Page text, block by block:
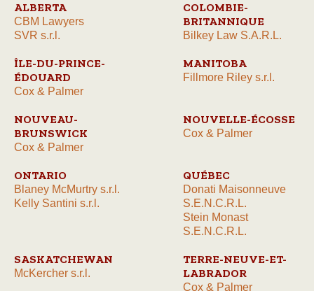
ALBERTA
CBM Lawyers
SVR s.r.l.
COLOMBIE-
BRITANNIQUE
Bilkey Law S.A.R.L.
ÎLE-DU-PRINCE-
ÉDOUARD
Cox & Palmer
MANITOBA
Fillmore Riley s.r.l.
NOUVEAU-
BRUNSWICK
Cox & Palmer
NOUVELLE-ÉCOSSE
Cox & Palmer
ONTARIO
Blaney McMurtry s.r.l.
Kelly Santini s.r.l.
QUÉBEC
Donati Maisonneuve
S.E.N.C.R.L.
Stein Monast
S.E.N.C.R.L.
SASKATCHEWAN
McKercher s.r.l.
TERRE-NEUVE-ET-
LABRADOR
Cox & Palmer